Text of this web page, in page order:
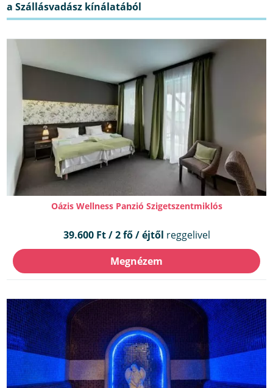
Oázis Wellness Panzió Szigetszentmiklós
39.600 Ft / 2 fő / éjtől reggelivel
Megnézem